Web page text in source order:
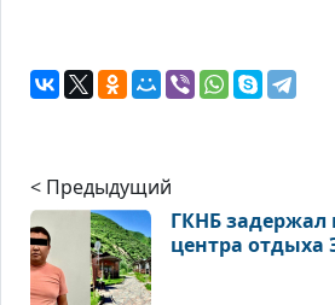
< Предыдущий
ГКНБ задержал
центра отдыха